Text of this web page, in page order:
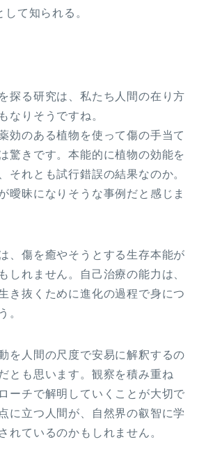
て知られる。
探る研究は、私たち人間の在り方
なりそうですね。
効のある植物を使って傷の手当て
驚きです。本能的に植物の効能を
それとも試行錯誤の結果なのか。
曖昧になりそうな事例だと感じま
、傷を癒やそうとする生存本能が
しれません。自己治療の能力は、
き抜くために進化の過程で身につ
。
を人間の尺度で安易に解釈するの
とも思います。観察を積み重ね
ーチで解明していくことが大切で
に立つ人間が、自然界の叡智に学
れているのかもしれません。